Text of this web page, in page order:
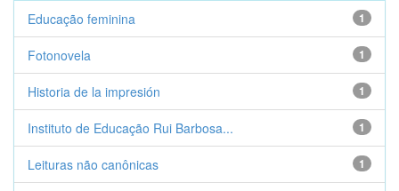
1
Educação feminina
1
Fotonovela
1
Historia de la impresión
1
Instituto de Educação Rui Barbosa...
1
Leituras não canônicas